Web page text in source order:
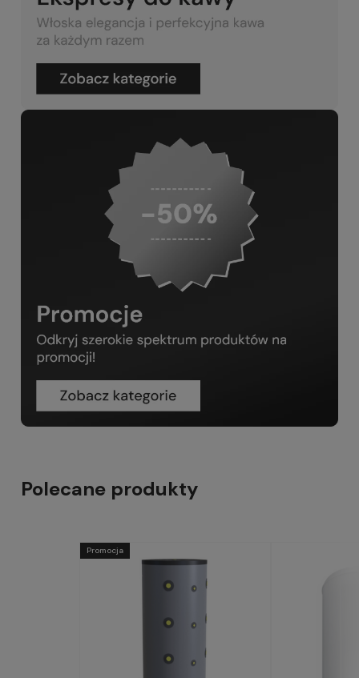
Polecane produkty
Promocja